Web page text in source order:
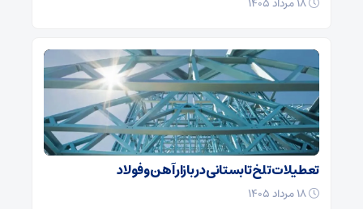
تعطیلات تلخ تابستانی در بازار آهن و فولاد